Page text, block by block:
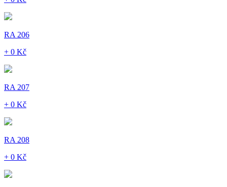
RA 206
+ 0 Kč
RA 207
+ 0 Kč
RA 208
+ 0 Kč